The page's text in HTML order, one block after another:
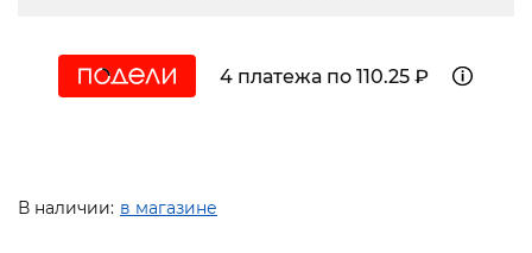
4 платежа по 110.25 ₽
В наличии: в магазине